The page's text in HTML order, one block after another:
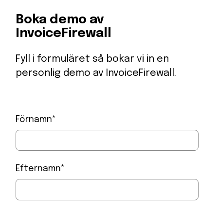
Boka demo av
InvoiceFirewall
Fyll i formuläret så bokar vi in en
personlig demo av InvoiceFirewall.
Förnamn*
Efternamn*